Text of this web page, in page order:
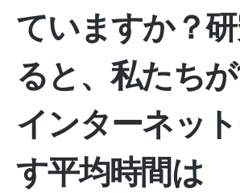
ていますか？
ると、私たち
インターネッ
す平均時間は